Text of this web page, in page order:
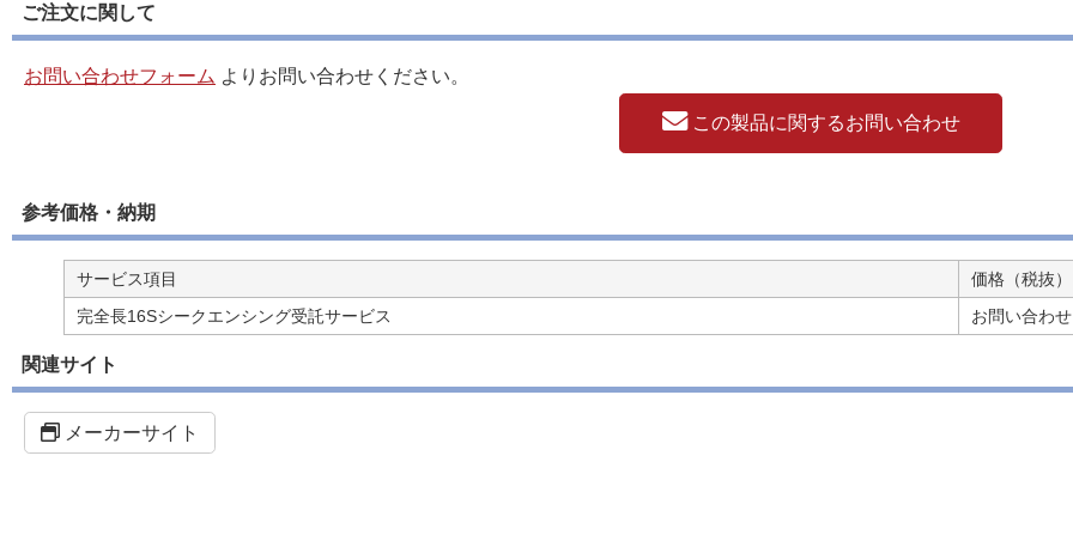
ご注文に関して
お問い合わせフォーム よりお問い合わせください。
この製品に関するお問い合わせ
参考価格・納期
サービス項目 価格（税抜）
完全長16Sシークエンシング受託サービス
お問い合わせ
関連サイト
メーカーサイト